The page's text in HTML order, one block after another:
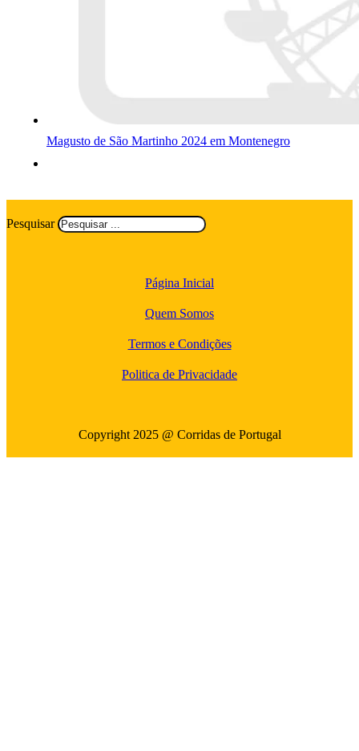
Magusto de São Martinho 2024 em Montenegro
Pesquisar
Página Inicial
Quem Somos
Termos e Condições
Politica de Privacidade
Copyright 2025 @ Corridas de Portugal